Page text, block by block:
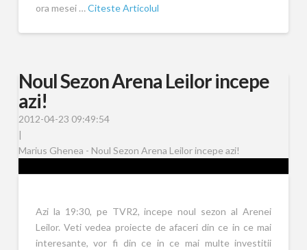
ora mesei …Citeste Articolul
Noul Sezon Arena Leilor incepe
azi!
2012-04-23 09:49:54
|
Marius Ghenea - Noul Sezon Arena Leilor incepe azi!
Azi la 19:30, pe TVR2, incepe noul sezon al Arenei
Leilor. Veti vedea proiecte de afaceri din ce in ce mai
interesante, vor fi din ce in ce mai multe investitii